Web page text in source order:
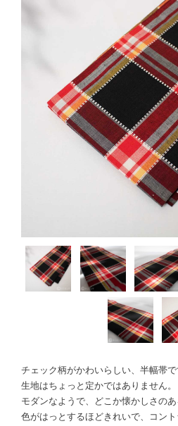
チェック柄がかわいらしい、半幅帯で
生地はちょっと定かではありません。
モダンなようで、どこか懐かしさのあ
色がはっとするほどきれいで、コン